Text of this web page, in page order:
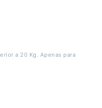
a 20 Kg. Apenas para